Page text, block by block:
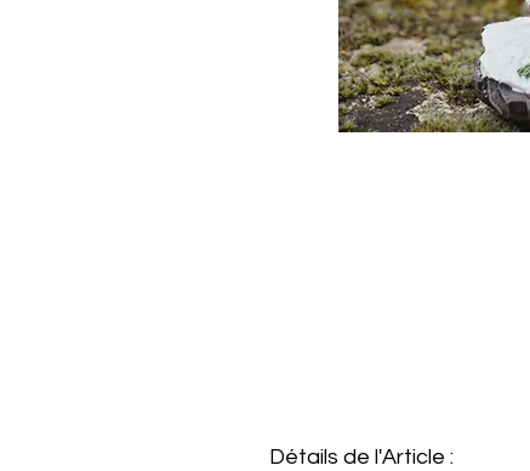
Détails de l'Article :